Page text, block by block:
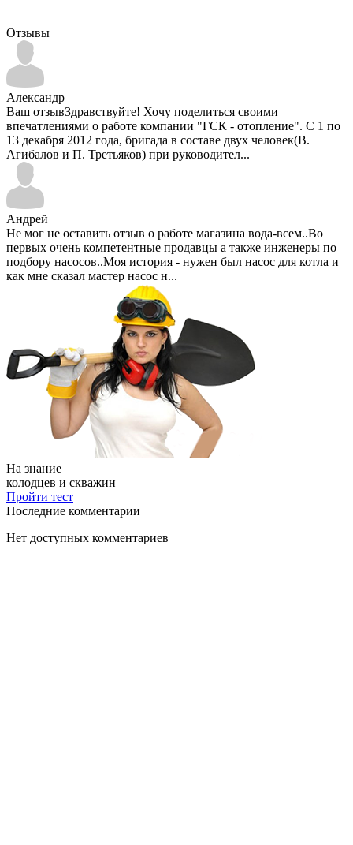
Отзывы
Александр
Ваш отзывЗдравствуйте! Хочу поделиться своими
впечатлениями о работе компании "ГСК - отопление". С 1 по
13 декабря 2012 года, бригада в составе двух человек(В.
Агибалов и П. Третьяков) при руководител...
Андрей
Не мог не оставить отзыв о работе магазина вода-всем..Во
первых очень компетентные продавцы а также инженеры по
подбору насосов..Моя история - нужен был насос для котла и
как мне сказал мастер насос н...
На знание
колодцев и скважин
Пройти тест
Последние комментарии
Нет доступных комментариев